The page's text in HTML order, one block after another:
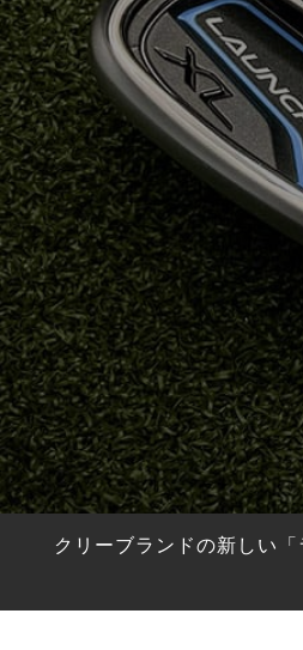
クリーブランドの新しい
REVIEWS 製品レビュー
DRIVERS ドライバー
FAIRWAY WOODS フェア
HYBRIDS ハイブリッド
IRONS アイアン
WEDGES ウェッジ
PUTTERS パター
OTHER その他
Editor’s Picks 編集部のおす
Our Team 私たちのチーム
Our Mission 私たちの使命